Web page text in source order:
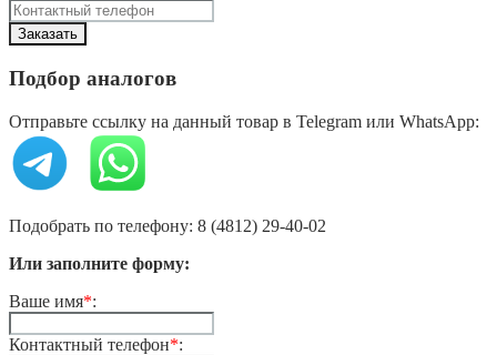
Подбор аналогов
Отправьте ссылку на данный товар в Telegram или WhatsApp:
Подобрать по телефону: 8 (4812) 29-40-02
Или заполните форму:
Ваше имя*:
Контактный телефон*: